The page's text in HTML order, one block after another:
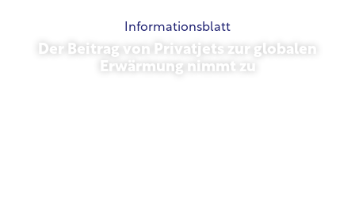
Informationsblatt
Der Beitrag von Privatjets zur globalen
Erwärmung nimmt zu